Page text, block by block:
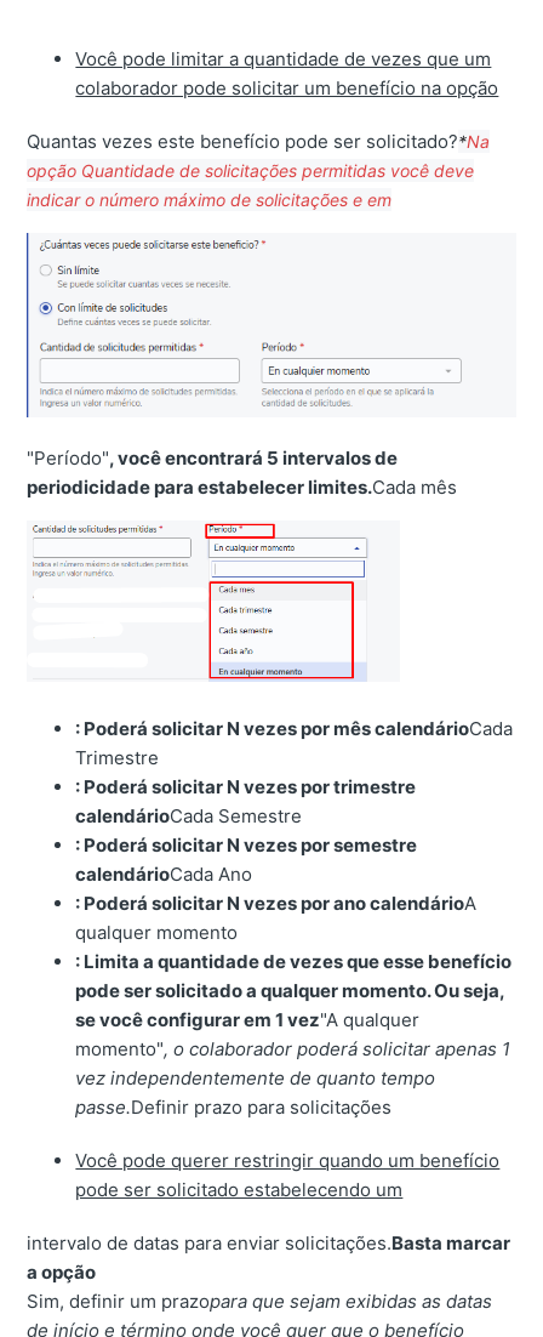
Você pode limitar a quantidade de vezes que um
colaborador pode solicitar um benefício na opção
Quantas vezes este benefício pode ser solicitado?*Na
opção Quantidade de solicitações permitidas você deve
indicar o número máximo de solicitações e em
"Período", você encontrará 5 intervalos de
periodicidade para estabelecer limites.Cada mês
: Poderá solicitar N vezes por mês calendárioCada
Trimestre
: Poderá solicitar N vezes por trimestre
calendárioCada Semestre
: Poderá solicitar N vezes por semestre
calendárioCada Ano
: Poderá solicitar N vezes por ano calendárioA
qualquer momento
: Limita a quantidade de vezes que esse benefício
pode ser solicitado a qualquer momento. Ou seja,
se você configurar em 1 vez"A qualquer
momento", o colaborador poderá solicitar apenas 1
vez independentemente de quanto tempo
passe.Definir prazo para solicitações
Você pode querer restringir quando um benefício
pode ser solicitado estabelecendo um
intervalo de datas para enviar solicitações.Basta marcar
a opção
Sim, definir um prazopara que sejam exibidas as datas
de início e término onde você quer que o benefício